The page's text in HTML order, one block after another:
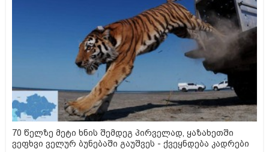
70 წელზე მეტი ხნის შემდეგ პირველად, ყაზახეთში
ვეფხვი ველურ ბუნებაში გაუშვეს - ქვეყნდება კადრები